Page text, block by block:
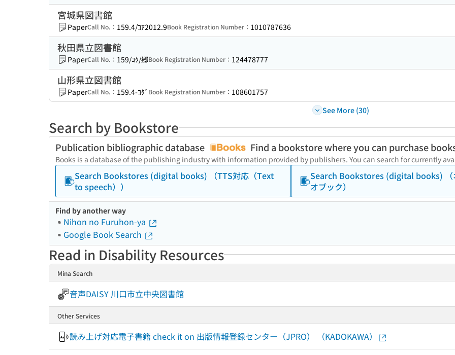
宮城県図書館
PaperCall No.： 159.4/ｺｱ2012.9Book Registration Number： 1010787636
秋田県立図書館
PaperCall No.： 159/ｺｸ/郷Book Registration Number： 124478777
山形県立図書館
PaperCall No.： 159.4-ｺﾀﾞ Book Registration Number： 108601757
See More (30)
Search by Bookstore
Publication bibliographic database Find a bookstore where you can purchase
Books is a database of the publishing industry with information provided by publishers. You can search for currently
Search Bookstores (digital books) （TTS対応（Text
to speech））
Search Bookstores (digital books) （
オブック）
Find by another way
Nihon no Furuhon-ya
Google Book Search
Read in Disability Resources
Mina Search
音声DAISY 川口市立中央図書館
Other Services
読み上げ対応電子書籍 check it on 出版情報登録センター（JPRO） （KADOKAWA）